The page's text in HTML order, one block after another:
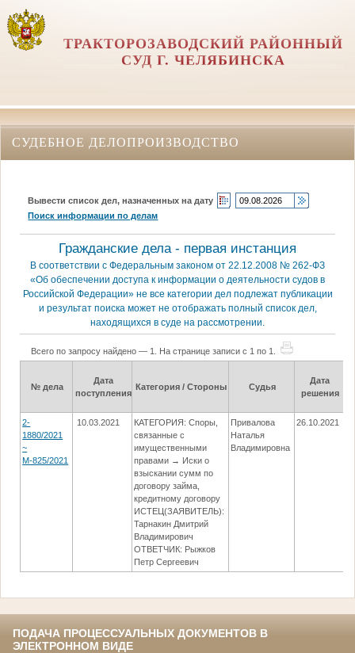
ТРАКТОРОЗАВОДСКИЙ РАЙОННЫЙ
СУД Г. ЧЕЛЯБИНСКА
СУДЕБНОЕ ДЕЛОПРОИЗВОДСТВО
Вывести список дел, назначенных на дату
Поиск информации по делам
Гражданские дела - первая инстанция
В соответствии с Федеральным законом от 22.12.2008 № 262-ФЗ
«Об обеспечении доступа к информации о деятельности судов в
Российской Федерации» не все категории дел подлежат публикации
и результат поиска может не отображать полный список дел,
находящихся в суде на рассмотрении.
Всего по запросу найдено — 1. На странице записи с 1 по 1.
№ дела
Дата
поступления
Категория / Стороны Судья
Дата
решения
2-
1880/2021
~
М-825/2021
10.03.2021
КАТЕГОРИЯ: Споры,
связанные с
имущественными
правами → Иски о
взыскании сумм по
договору займа,
кредитному договору
ИСТЕЦ(ЗАЯВИТЕЛЬ):
Тарнакин Дмитрий
Владимирович
ОТВЕТЧИК: Рыжков
Петр Сергеевич
Привалова
Наталья
Владимировна
26.10.2021
ПОДАЧА ПРОЦЕССУАЛЬНЫХ ДОКУМЕНТОВ В
ЭЛЕКТРОННОМ ВИДЕ